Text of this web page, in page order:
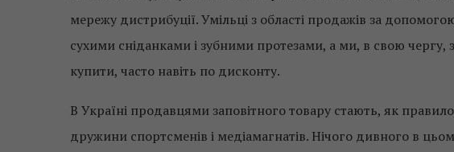
мережу дистрибуції. Умільці з області продажів за
сухими сніданками і зубними протезами, а ми, в свою
купити, часто навіть по дисконту.
В Україні продавцями заповітного товару стають, як
дружини спортсменів і медіамагнатів. Нічого дивного в